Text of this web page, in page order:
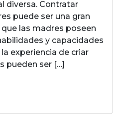
diversa. Contratar
puede ser una gran
las madres poseen
y capacidades
experiencia de criar
pueden ser […]